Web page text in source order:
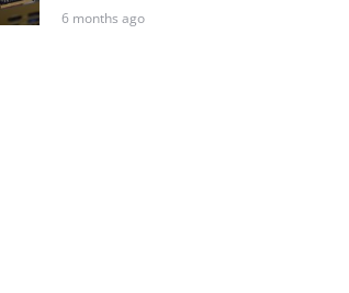
6 months ago